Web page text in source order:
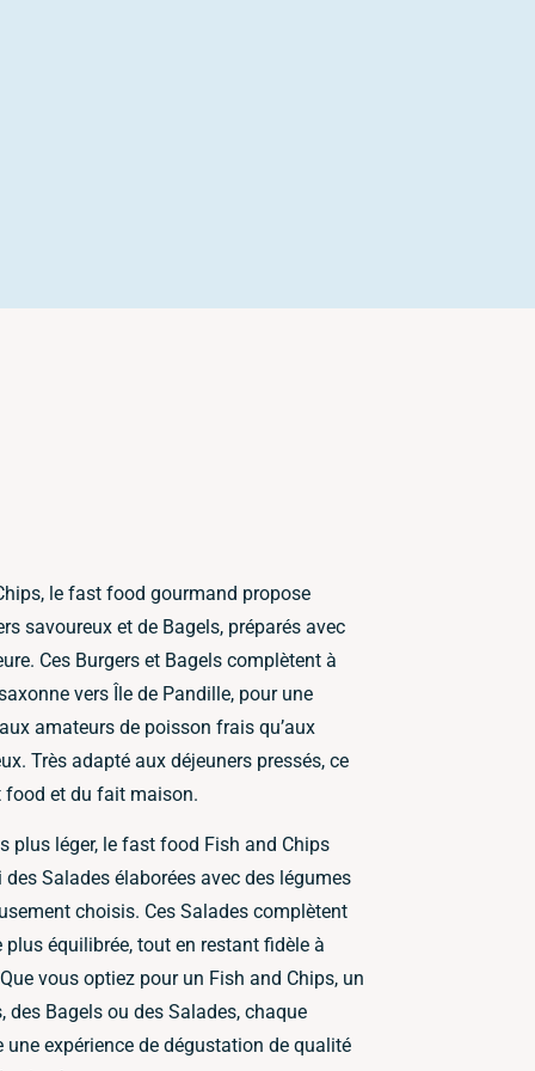
le fast food gourmand propose
savoureux et de Bagels, préparés avec
Ces Burgers et Bagels complètent à
vers Île de Pandille, pour une
amateurs de poisson frais qu’aux
Très adapté aux déjeuners pressés, ce
food et du fait maison.
plus léger, le fast food Fish and Chips
Salades élaborées avec des légumes
choisis. Ces Salades complètent
équilibrée, tout en restant fidèle à
vous optiez pour un Fish and Chips, un
Bagels ou des Salades, chaque
une expérience de dégustation de qualité